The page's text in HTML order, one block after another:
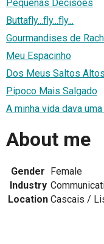
Pequenas Decisões
Buttafly...fly...fly...
Gourmandises de
Meu Espacinho
Dos Meus Saltos Altos
Pipoco Mais Salgado
A minha vida dava uma
About me
Gender Female
Industry
Location Cascais /